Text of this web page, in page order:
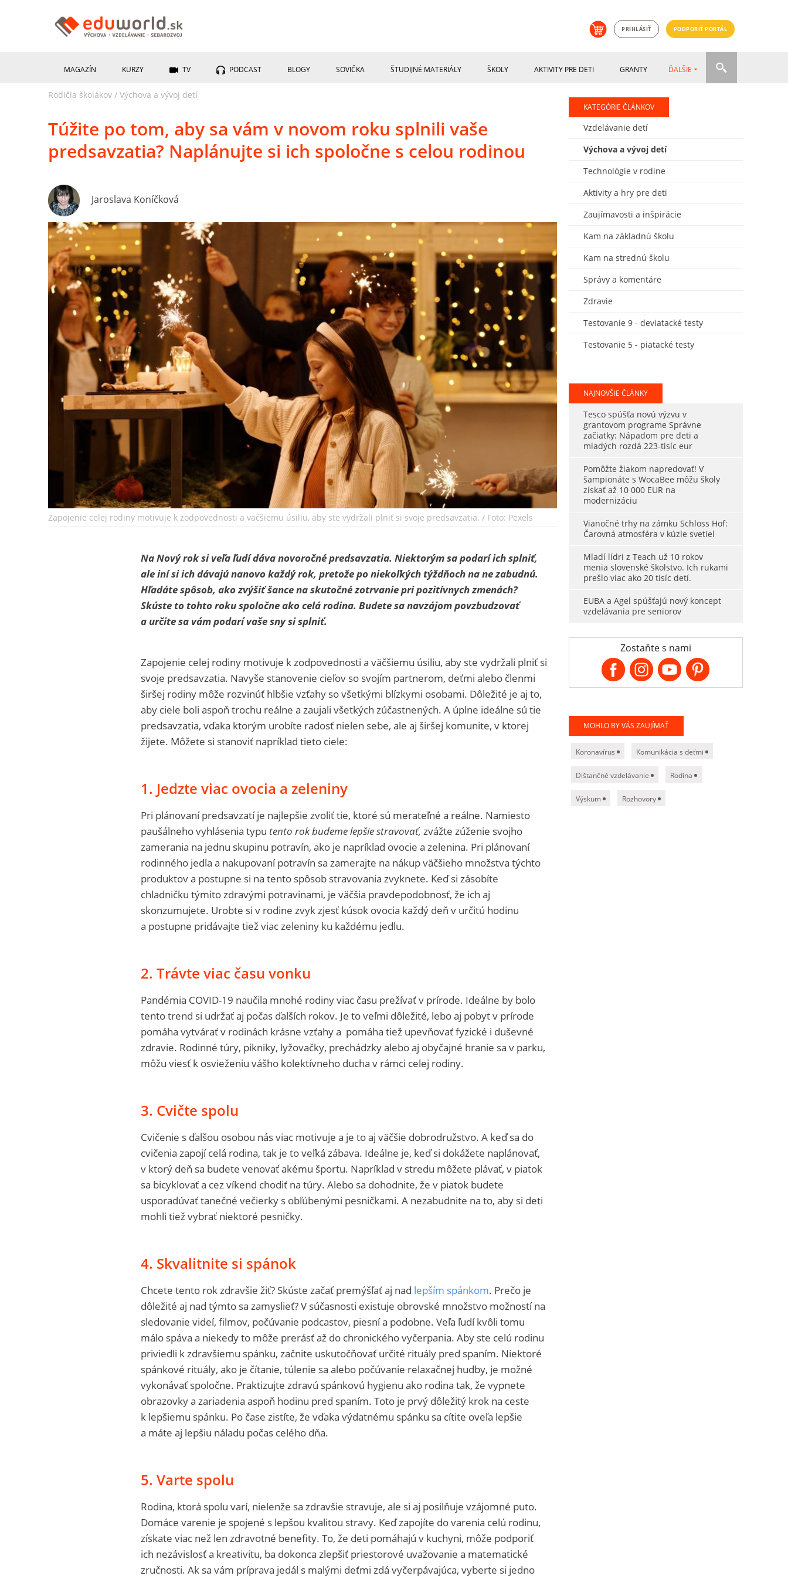
PRIHLÁSIŤ PODPORIŤ PORTÁL
MAGAZÍN KURZY TV PODCAST BLOGY SOVIČKA ŠTUDIJNÉ MATERIÁLY ŠKOLY AKTIVITY PRE DETI GRANTY ĎALŠIE
Rodičia školákov / Výchova a vývoj detí
Túžite po tom, aby sa vám v novom roku splnili vaše
predsavzatia? Naplánujte si ich spoločne s celou rodinou
Jaroslava Koníčková
Zapojenie celej rodiny motivuje k zodpovednosti a väčšiemu úsiliu, aby ste vydržali plniť si svoje predsavzatia. / Foto: Pexels
Na Nový rok si veľa ľudí dáva novoročné predsavzatia. Niektorým sa podarí ich splniť,
ale iní si ich dávajú nanovo každý rok, pretože po niekoľkých týždňoch na ne zabudnú.
Hľadáte spôsob, ako zvýšiť šance na skutočné zotrvanie pri pozitívnych zmenách?
Skúste to tohto roku spoločne ako celá rodina. Budete sa navzájom povzbudzovať
a určite sa vám podarí vaše sny si splniť.
Zapojenie celej rodiny motivuje k zodpovednosti a väčšiemu úsiliu, aby ste vydržali plniť si
svoje predsavzatia. Navyše stanovenie cieľov so svojím partnerom, deťmi alebo členmi
širšej rodiny môže rozvinúť hlbšie vzťahy so všetkými blízkymi osobami. Dôležité je aj to,
aby ciele boli aspoň trochu reálne a zaujali všetkých zúčastnených. A úplne ideálne sú tie
predsavzatia, vďaka ktorým urobíte radosť nielen sebe, ale aj širšej komunite, v ktorej
žijete. Môžete si stanoviť napríklad tieto ciele:
1. Jedzte viac ovocia a zeleniny
Pri plánovaní predsavzatí je najlepšie zvoliť tie, ktoré sú merateľné a reálne. Namiesto
paušálneho vyhlásenia typu tento rok budeme lepšie stravovať, zvážte zúženie svojho
zamerania na jednu skupinu potravín, ako je napríklad ovocie a zelenina. Pri plánovaní
rodinného jedla a nakupovaní potravín sa zamerajte na nákup väčšieho množstva týchto
produktov a postupne si na tento spôsob stravovania zvyknete. Keď si zásobíte
chladničku týmito zdravými potravinami, je väčšia pravdepodobnosť, že ich aj
skonzumujete. Urobte si v rodine zvyk zjesť kúsok ovocia každý deň v určitú hodinu
a postupne pridávajte tiež viac zeleniny ku každému jedlu.
2. Trávte viac času vonku
Pandémia COVID-19 naučila mnohé rodiny viac času prežívať v prírode. Ideálne by bolo
tento trend si udržať aj počas ďalších rokov. Je to veľmi dôležité, lebo aj pobyt v prírode
pomáha vytvárať v rodinách krásne vzťahy a pomáha tiež upevňovať fyzické i duševné
zdravie. Rodinné túry, pikniky, lyžovačky, prechádzky alebo aj obyčajné hranie sa v parku,
môžu viesť k osvieženiu vášho kolektívneho ducha v rámci celej rodiny.
3. Cvičte spolu
Cvičenie s ďalšou osobou nás viac motivuje a je to aj väčšie dobrodružstvo. A keď sa do
cvičenia zapojí celá rodina, tak je to veľká zábava. Ideálne je, keď si dokážete naplánovať,
v ktorý deň sa budete venovať akému športu. Napríklad v stredu môžete plávať, v piatok
sa bicyklovať a cez víkend chodiť na túry. Alebo sa dohodnite, že v piatok budete
usporadúvať tanečné večierky s obľúbenými pesničkami. A nezabudnite na to, aby si deti
mohli tiež vybrať niektoré pesničky.
4. Skvalitnite si spánok
Chcete tento rok zdravšie žiť? Skúste začať premýšľať aj nad lepším spánkom. Prečo je
dôležité aj nad týmto sa zamyslieť? V súčasnosti existuje obrovské množstvo možností na
sledovanie videí, filmov, počúvanie podcastov, piesní a podobne. Veľa ľudí kvôli tomu
málo spáva a niekedy to môže prerásť až do chronického vyčerpania. Aby ste celú rodinu
priviedli k zdravšiemu spánku, začnite uskutočňovať určité rituály pred spaním. Niektoré
spánkové rituály, ako je čítanie, túlenie sa alebo počúvanie relaxačnej hudby, je možné
vykonávať spoločne. Praktizujte zdravú spánkovú hygienu ako rodina tak, že vypnete
obrazovky a zariadenia aspoň hodinu pred spaním. Toto je prvý dôležitý krok na ceste
k lepšiemu spánku. Po čase zistíte, že vďaka výdatnému spánku sa cítite oveľa lepšie
a máte aj lepšiu náladu počas celého dňa.
5. Varte spolu
Rodina, ktorá spolu varí, nielenže sa zdravšie stravuje, ale si aj posilňuje vzájomné puto.
Domáce varenie je spojené s lepšou kvalitou stravy. Keď zapojíte do varenia celú rodinu,
získate viac než len zdravotné benefity. To, že deti pomáhajú v kuchyni, môže podporiť
ich nezávislosť a kreativitu, ba dokonca zlepšiť priestorové uvažovanie a matematické
zručnosti. Ak sa vám príprava jedál s malými deťmi zdá vyčerpávajúca, vyberte si jedno
KATEGÓRIE ČLÁNKOV
Vzdelávanie detí
Výchova a vývoj detí
Technológie v rodine
Aktivity a hry pre deti
Zaujímavosti a inšpirácie
Kam na základnú školu
Kam na strednú školu
Správy a komentáre
Zdravie
Testovanie 9 - deviatacké testy
Testovanie 5 - piatacké testy
NAJNOVŠIE ČLÁNKY
Tesco spúšťa novú výzvu v
grantovom programe Správne
začiatky: Nápadom pre deti a
mladých rozdá 223-tisíc eur
Pomôžte žiakom napredovať! V
šampionáte s WocaBee môžu školy
získať až 10 000 EUR na
modernizáciu
Vianočné trhy na zámku Schloss Hof:
Čarovná atmosféra v kúzle svetiel
Mladí lídri z Teach už 10 rokov
menia slovenské školstvo. Ich rukami
prešlo viac ako 20 tisíc detí.
EUBA a Agel spúšťajú nový koncept
vzdelávania pre seniorov
Zostaňte s nami
MOHLO BY VÁS ZAUJÍMAŤ
Koronavírus Komunikácia s deťmi
Dištančné vzdelávanie Rodina
Výskum Rozhovory